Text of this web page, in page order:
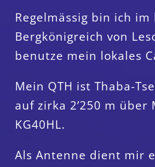
Regelmässig bin ich im
Bergkönigreich von
benutze mein lokales
Mein QTH ist Thaba-
auf zirka 2’250 m über
KG40HL.
Als Antenne dient mir